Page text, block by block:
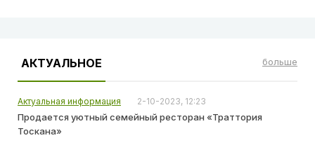
АКТУАЛЬНОЕ больше
Актуальная информация 2-10-2023, 12:23
Продается уютный семейный ресторан «Траттория
Тоскана»